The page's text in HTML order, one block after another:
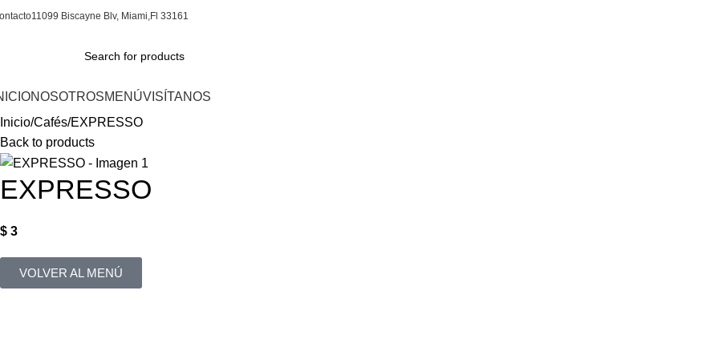
11099 Biscayne Blv, Miami,Fl 33161
NOSOTROSMENÚVISÍTANOS
Inicio Cafés EXPRESSO
Back to products
EXPRESSO
$ 3
VOLVER AL MENÚ